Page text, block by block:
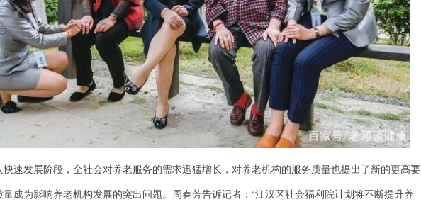
快速发展阶段，全社会对养老服务的需求迅猛增长，对养老机构的服务质量也提出了新的更高要
量成为影响养老机构发展的突出问题。周春芳告诉记者：“江汉区社会福利院计划将不断提升养